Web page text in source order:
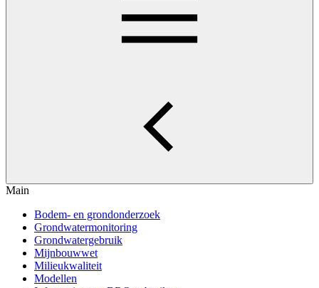
Main
Bodem- en grondonderzoek
Grondwatermonitoring
Grondwatergebruik
Mijnbouwwet
Milieukwaliteit
Modellen